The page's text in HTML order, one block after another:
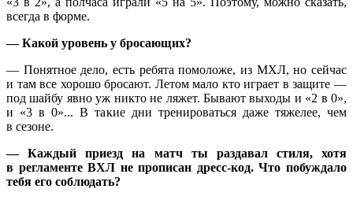
всегда в форме.
— Какой уровень у бросающих?
— Понятное дело, есть ребята помоложе, из МХЛ, но сейчас
и там все хорошо бросают. Летом мало кто играет в защите —
под шайбу явно уж никто не ляжет. Бывают выходы и «2 в 0»,
и «3 в 0»... В такие дни тренироваться даже тяжелее, чем
в сезоне.
— Каждый приезд на матч ты раздавал стиля, хотя
в регламенте ВХЛ не прописан дресс-код. Что побуждало
тебя его соблюдать?